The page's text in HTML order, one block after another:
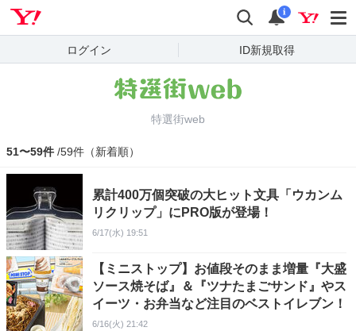
検索 通知
i
ログイン ID新規取得
特選街web
51〜59件 /59件（新着順）
累計400万個突破の大ヒット文具「ウカンム
リクリップ」にPRO版が登場！
6/17(水) 19:51
【ミニストップ】お値段そのまま増量『大盛
ソース焼そば』＆『ツナたまごサンド』やス
イーツ・お弁当など注目のベストイレブン！
6/16(火) 21:42